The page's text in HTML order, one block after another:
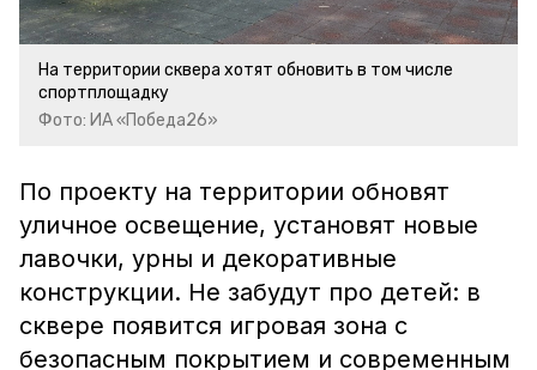
На территории сквера хотят обновить в том числе
спортплощадку
Фото: ИА «Победа26»
По проекту на территории обновят
уличное освещение, установят новые
лавочки, урны и декоративные
конструкции. Не забудут про детей: в
сквере появится игровая зона с
безопасным покрытием и современным